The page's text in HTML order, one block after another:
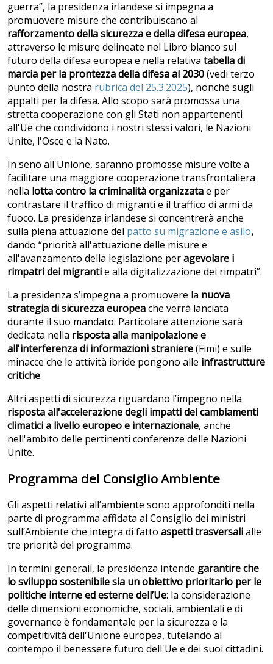
guerra”, la presidenza irlandese si impegna a
promuovere misure che contribuiscano al
rafforzamento della sicurezza e della difesa europea,
attraverso le misure delineate nel Libro bianco sul
futuro della difesa europea e nella relativa tabella di
marcia per la prontezza della difesa al 2030(vedi terzo
punto della nostra rubrica del 25.3.2025), nonché sugli
appalti per la difesa. Allo scopo sarà promossa una
stretta cooperazione con gli Stati non appartenenti
all'Ue che condividono i nostri stessi valori, le Nazioni
Unite, l'Osce e la Nato.
In seno all'Unione, saranno promosse misure volte a
facilitare una maggiore cooperazione transfrontaliera
nella lotta contro la criminalità organizzatae per
contrastare il traffico di migranti e il traffico di armi da
fuoco. La presidenza irlandese si concentrerà anche
sulla piena attuazione del patto su migrazione e asilo,
dando “priorità all'attuazione delle misure e
all'avanzamento della legislazione peragevolare i
rimpatri dei migrantie alla digitalizzazione dei rimpatri”.
La presidenza s’impegna a promuovere la nuova
strategia di sicurezza europeache verrà lanciata
durante il suo mandato. Particolare attenzione sarà
dedicata nella risposta alla manipolazione e
all'interferenza di informazioni straniere(Fimi) e sulle
minacce che le attività ibride pongono alle infrastrutture
critiche.
Altri aspetti di sicurezza riguardano l’impegno nella
risposta all'accelerazione degli impatti dei cambiamenti
climatici a livello europeo e internazionale, anche
nell'ambito delle pertinenti conferenze delle Nazioni
Unite.
Programma del Consiglio Ambiente
Gli aspetti relativi all’ambiente sono approfonditi nella
parte di programma affidata al Consiglio dei ministri
sull’Ambiente che integra di fatto aspetti trasversalialle
tre priorità del programma.
In termini generali, la presidenza intende garantire che
lo sviluppo sostenibile sia un obiettivo prioritario per le
politiche interne ed esterne dell’Ue: la considerazione
delle dimensioni economiche, sociali, ambientali e di
governance è fondamentale per la sicurezza e la
competitività dell'Unione europea, tutelando al
contempo il benessere futuro dell'Ue e dei suoi cittadini.